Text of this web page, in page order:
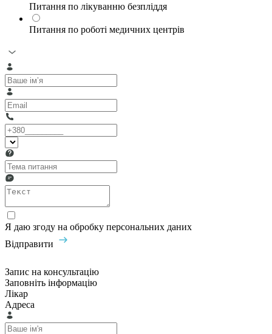
Питання по лікуванню безпліддя
Питання по роботі медичних центрів
Я даю згоду на обробку персональних даних
Відправити
Запис на консультацію
Заповніть інформацію
Лікар
Адреса